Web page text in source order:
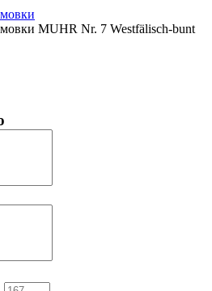
MUHR Nr. 7 Westfälisch-bunt